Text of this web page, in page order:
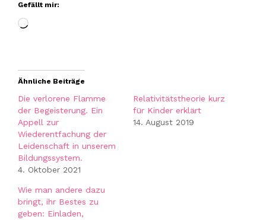
Gefällt mir:
Wird
Ähnliche Beiträge
Die verlorene Flamme
der Begeisterung. Ein
Appell zur
Wiederentfachung der
Leidenschaft in unserem
Bildungssystem.
4. Oktober 2021
Relativitätstheorie kurz
für Kinder erklärt
14. August 2019
Wie man andere dazu
bringt, ihr Bestes zu
geben: Einladen,